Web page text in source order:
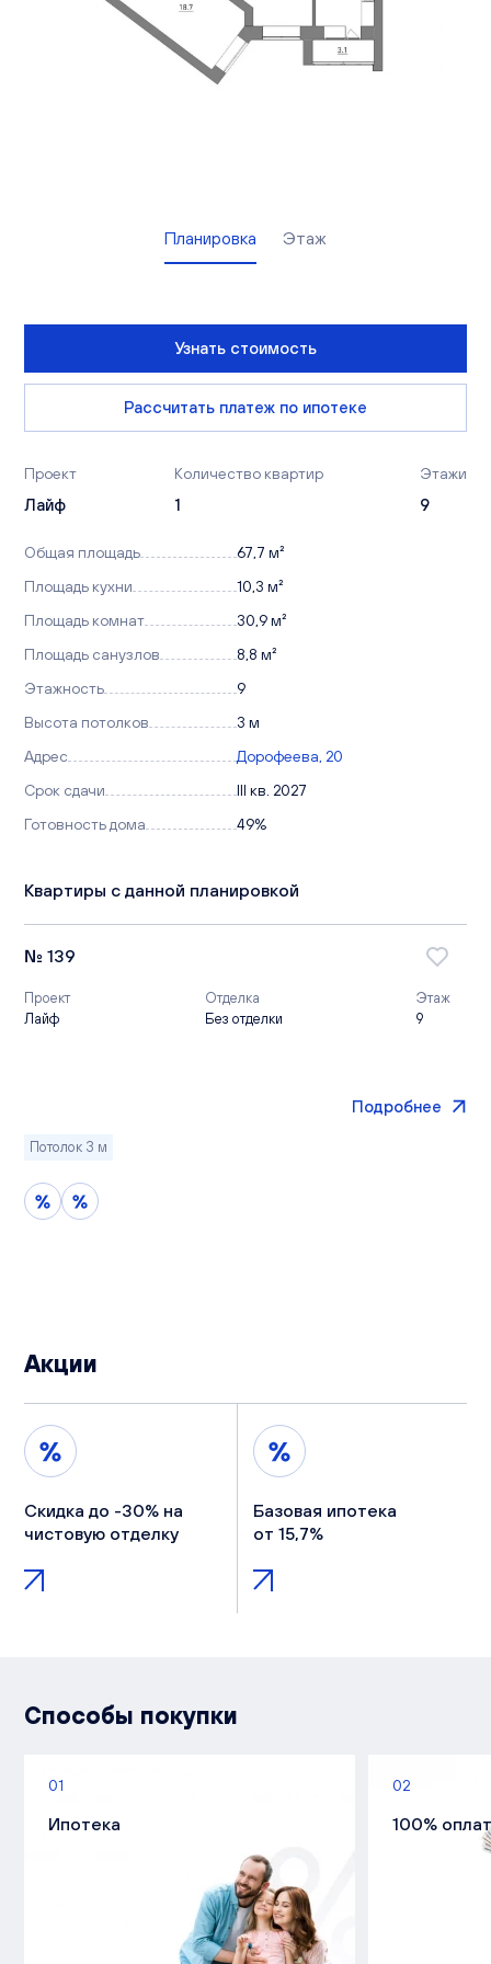
Планировка Этаж
Узнать стоимость
Рассчитать платеж по ипотеке
Проект
Лайф
Количество квартир
1
Этажи
9
Общая площадь
67,7 м²
Площадь кухни
10,3 м²
Площадь комнат
30,9 м²
Площадь санузлов
8,8 м²
Этажность
9
Высота потолков
3 м
Адрес
Дорофеева, 20
Срок сдачи
III кв. 2027
Готовность дома
49%
Квартиры с данной планировкой
№ 139
Проект
Лайф
Отделка
Без отделки
Этаж
9
Потолок 3 м
Подробнее
Акции
Скидка до -30% на
чистовую отделку
Базовая ипотека
от 15,7%
Способы покупки
01
Ипотека
02
100%